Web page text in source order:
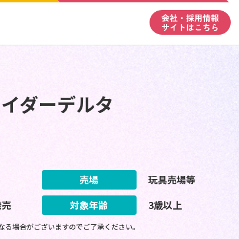
会社・採用情報
サイトはこちら
ダーデルタ
売場
玩具売場等
対象年齢 3歳以上
場合がございますのでご了承ください。